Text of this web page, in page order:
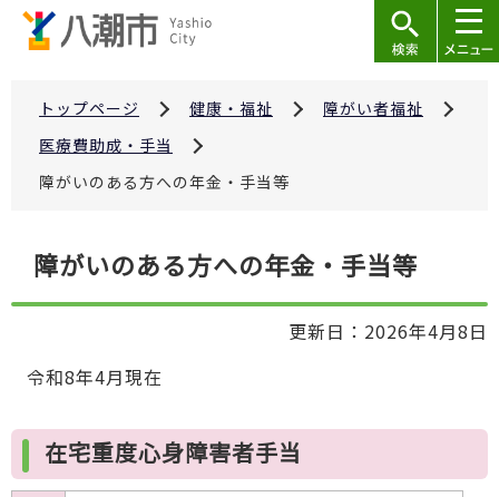
トップページ 健康・福祉
障がい者福祉
医療費助成・手当
障がいのある方への年金・手当等
こ
障がいのある方への年金・手当等
更新日：2026年4月8日
令和8年4月現在
在宅重度心身障害者手当